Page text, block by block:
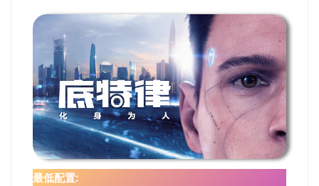
最低配置: